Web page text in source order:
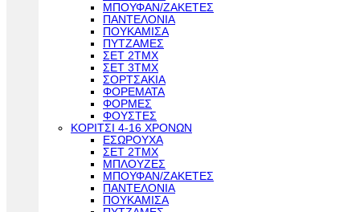
ΜΠΟΥΦΑΝ/ΖΑΚΕΤΕΣ
ΠΑΝΤΕΛΟΝΙΑ
ΠΟΥΚΑΜΙΣΑ
ΠΥΤΖΑΜΕΣ
ΣΕΤ 2ΤΜΧ
ΣΕΤ 3ΤΜΧ
ΣΟΡΤΣΑΚΙΑ
ΦΟΡΕΜΑΤΑ
ΦΟΡΜΕΣ
ΦΟΥΣΤΕΣ
ΚΟΡΙΤΣΙ 4-16 ΧΡΟΝΩΝ
ΕΣΩΡΟΥΧΑ
ΣΕΤ 2ΤΜΧ
ΜΠΛΟΥΖΕΣ
ΜΠΟΥΦΑΝ/ΖΑΚΕΤΕΣ
ΠΑΝΤΕΛΟΝΙΑ
ΠΟΥΚΑΜΙΣΑ